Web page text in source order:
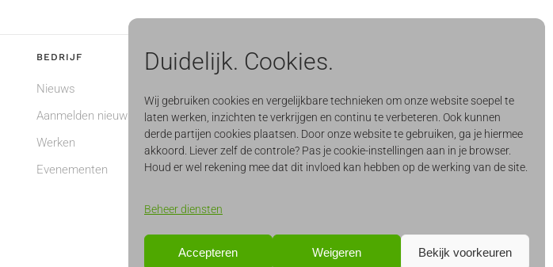
Duidelijk. Cookies.
Wij gebruiken cookies en vergelijkbare technieken om onze website soepel te
laten werken, inzichten te verkrijgen en continu te verbeteren. Ook kunnen
derde partijen cookies plaatsen. Door onze website te gebruiken, ga je hiermee
akkoord. Liever zelf de controle? Pas je cookie-instellingen aan in je browser.
Houd er wel rekening mee dat dit invloed kan hebben op de werking van de site.
Beheer diensten
Accepteren Weigeren Bekijk voorkeuren
BEDRIJF
Nieuws
Aanmelden nieuwsbrief
Werken
Evenementen
CONTACT & SUPPORT
info@quercis.nl
Quercis Support Portal